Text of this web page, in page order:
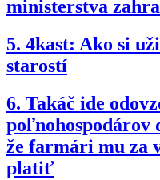
ministerstva
5. 4kast: Ako si
starostí
6. Takáč ide
poľnohospodárov
že farmári mu za
platiť